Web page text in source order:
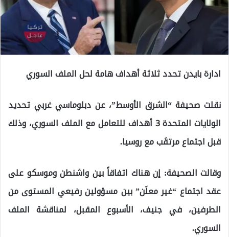
ادارة بايدن تحدد ثلاثة أهداف هامة لحل الملف السوري
نقلت صحيفة “الشرق الأوسط”، عن دبلوماسي غربي تحديد
الولايات المتحدة 3 أهداف للتعامل مع الملف السوري، وذلك
قبل اجتماع مرتقَب مع روسيا.
وقالت الصحيفة: إن هناك اتفاقاً بين واشنطن وموسكو على
عقد اجتماع “غير معلَن” بين مسؤولين رفيعي المستوى من
الطرفين، في جنيف، الأسبوع المقبل، لمناقشة الملف
السوري.